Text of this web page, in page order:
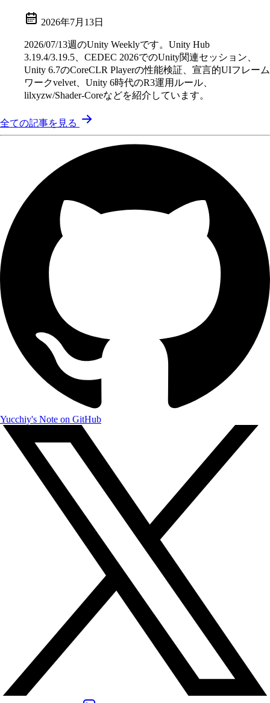
2026年7月13日
2026/07/13週のUnity Weeklyです。Unity Hub
3.19.4/3.19.5、CEDEC 2026でのUnity関連セッション、
Unity 6.7のCoreCLR Playerの性能検証、宣言的UIフレーム
ワークvelvet、Unity 6時代のR3運用ルール、
lilxyzw/Shader-Coreなどを紹介しています。
全ての記事を見る
Yucchiy's Note on GitHub